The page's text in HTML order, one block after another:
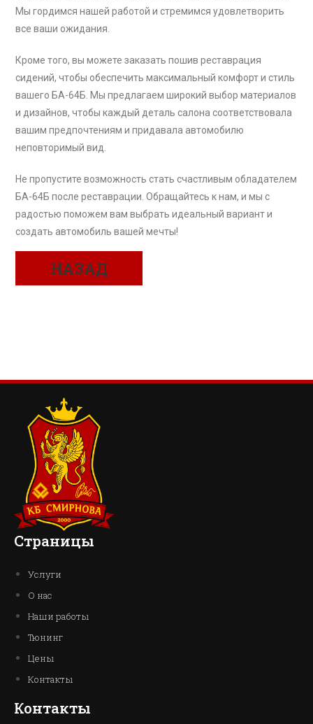
Мы гордимся нашей работой и стремимся удовлетворить
все ваши ожидания.
Кроме того, вы можете заказать пошив реставрация
сидений, чтобы обеспечить максимальный комфорт и стиль
вашего БА-64Б. Мы предлагаем широкий выбор материалов
и дизайнов, чтобы каждый деталь салона соответствовала
вашим предпочтениям и придавала автомобилю
неповторимый вид.
Не пропустите возможность стать счастливым обладателем
БА-64Б после реставрации. Обращайтесь к нам, и мы с
радостью поможем вам выбрать идеальный вариант и
создать автомобиль вашей мечты!
НАЗАД
Страницы
Услуги
О нас
Наши работы
Тюнинг
Цены
Контакты
Контакты